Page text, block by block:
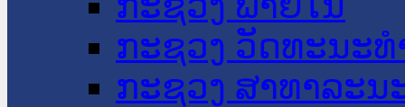
ກະຊວງ ວັດທະນະ
ກະຊວງ ສາທາລະນ